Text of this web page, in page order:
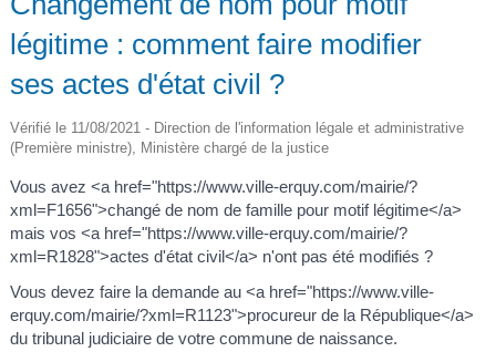
légitime : comment faire modifier
ses actes d'état civil ?
Vérifié le 11/08/2021 - Direction de l'information légale et administrative
(Première ministre), Ministère chargé de la justice
Vous avez <a href="https://www.ville-erquy.com/mairie/?
xml=F1656">changé de nom de famille pour motif légitime</a>
mais vos <a href="https://www.ville-erquy.com/mairie/?
xml=R1828">actes d'état civil</a> n'ont pas été modifiés ?
Vous devez faire la demande au <a href="https://www.ville-
erquy.com/mairie/?xml=R1123">procureur de la République</a>
du tribunal judiciaire de votre commune de naissance.